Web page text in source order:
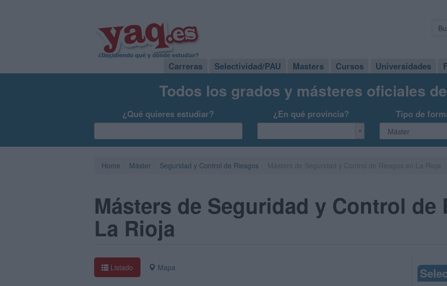
Carreras Selectividad/PAU Masters Cursos Universidades
Todos los grados y másteres oficiales
¿Qué quieres estudiar? ¿En qué provincia? Tipo de
Home Máster Seguridad y Control de Riesgos
Másters de Seguridad y Control de
La Rioja
Listado Mapa